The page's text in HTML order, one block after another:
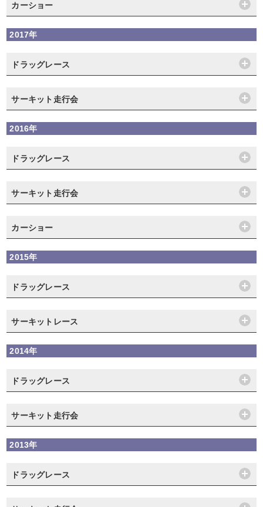
カーショー
2017年
ドラッグレース
サーキット走行会
2016年
ドラッグレース
サーキット走行会
カーショー
2015年
ドラッグレース
サーキットレース
2014年
ドラッグレース
サーキット走行会
2013年
ドラッグレース